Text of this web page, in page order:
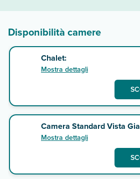
Disponibilità camere
Chalet:
Mostra dettagli
Camera Standard Vista
Mostra dettagli